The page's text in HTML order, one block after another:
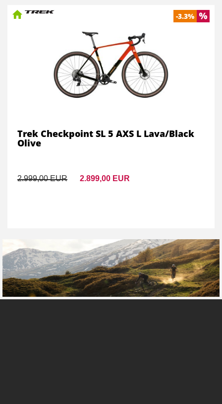
-3.3%
Trek Checkpoint SL 5 AXS L Lava/Black
Olive
2.999,00 EUR 2.899,00 EUR